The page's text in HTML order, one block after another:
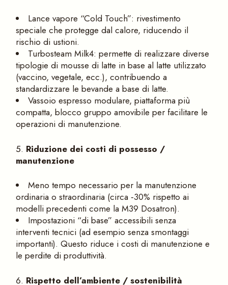
Lance vapore “Cold Touch”: rivestimento
speciale che protegge dal calore, riducendo il
rischio di ustioni.
Turbosteam Milk4: permette di realizzare diverse
tipologie di mousse di latte in base al latte utilizzato
(vaccino, vegetale, ecc.), contribuendo a
standardizzare le bevande a base di latte.
Vassoio espresso modulare, piattaforma più
compatta, blocco gruppo amovibile per facilitare le
operazioni di manutenzione.
Riduzione dei costi di possesso /
manutenzione
Meno tempo necessario per la manutenzione
ordinaria o straordinaria (circa ‑30% rispetto ai
modelli precedenti come la M39 Dosatron).
Impostazioni “di base” accessibili senza
interventi tecnici (ad esempio senza smontaggi
importanti). Questo riduce i costi di manutenzione e
le perdite di produttività.
Rispetto dell’ambiente / sostenibilità